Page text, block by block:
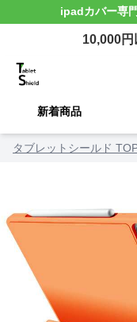
ipadカバー専
10,000円
新着商品
タブレットシールド